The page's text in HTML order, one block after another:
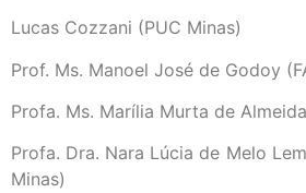
Lucas Cozzani (PUC Minas)
Prof. Ms. Manoel José de Godoy
Profa. Ms. Marília Murta de
Profa. Dra. Nara Lúcia de Melo
Minas)